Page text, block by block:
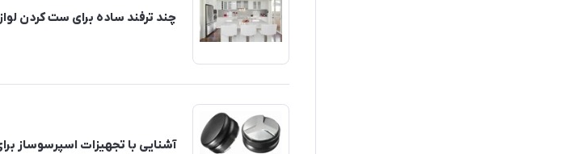
چند ترفند ساده برای ست کردن
آشنایی با تجهیزات اسپرسوساز